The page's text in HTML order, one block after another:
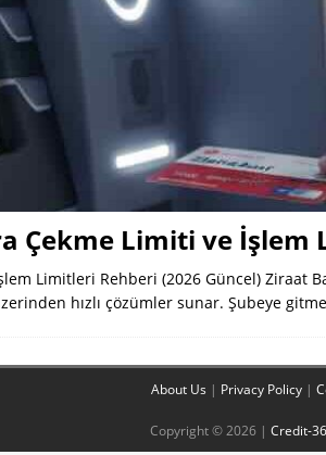
Çekme Limiti ve İşlem
Limitleri Rehberi (2026 Güncel) Ziraat
hızlı çözümler sunar. Şubeye
About Us | Privacy Policy|
Copyright © 2026 | Credit-